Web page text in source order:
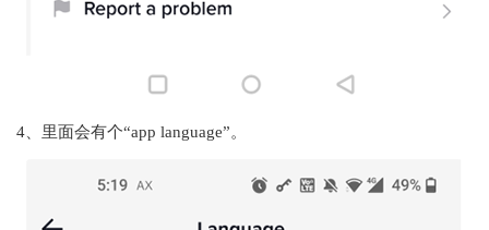
4、里面会有个“app language”。